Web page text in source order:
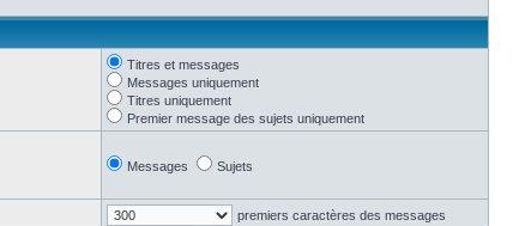
Titres et messages
Messages uniquement
Titres uniquement
Premier message des sujets uniquement
Messages Sujets
premiers caractères des messages